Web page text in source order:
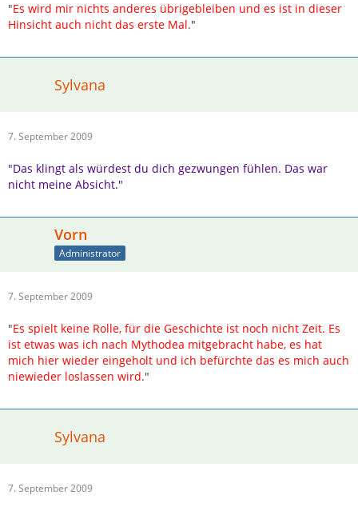
"Es wird mir nichts anderes übrigebleiben und es ist in dieser
Hinsicht auch nicht das erste Mal."
Sylvana
7. September 2009
"Das klingt als würdest du dich gezwungen fühlen. Das war
nicht meine Absicht."
Vorn
Administrator
7. September 2009
"Es spielt keine Rolle, für die Geschichte ist noch nicht Zeit. Es
ist etwas was ich nach Mythodea mitgebracht habe, es hat
mich hier wieder eingeholt und ich befürchte das es mich auch
niewieder loslassen wird."
Sylvana
7. September 2009